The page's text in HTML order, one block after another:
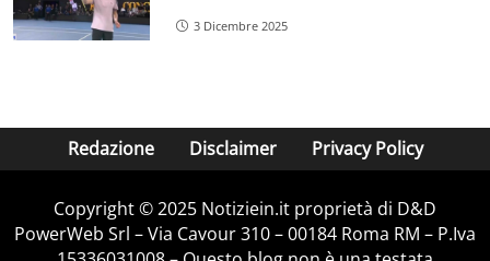
3 Dicembre 2025
Redazione Disclaimer Privacy Policy
Copyright © 2025 Notiziein.it proprietà di D&D
PowerWeb Srl – Via Cavour 310 – 00184 Roma RM – P.Iva